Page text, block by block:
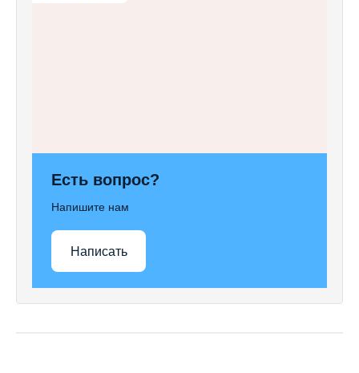
Есть вопрос?
Напишите нам
Написать